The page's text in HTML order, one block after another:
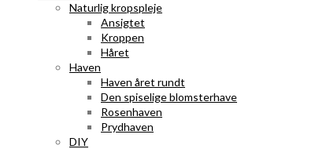
Naturlig kropspleje
Ansigtet
Kroppen
Håret
Haven
Haven året rundt
Den spiselige blomsterhave
Rosenhaven
Prydhaven
DIY